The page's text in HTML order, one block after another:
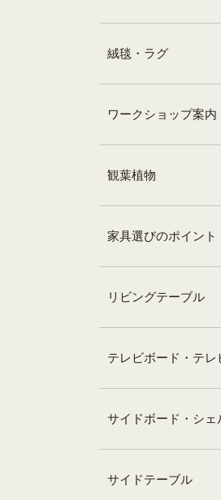
絨毯・ラグ
ワークショップ案内
観葉植物
家具選びのポイント
リビングテーブル
テレビボード・テレ
サイドボード・シェ
サイドテーブル